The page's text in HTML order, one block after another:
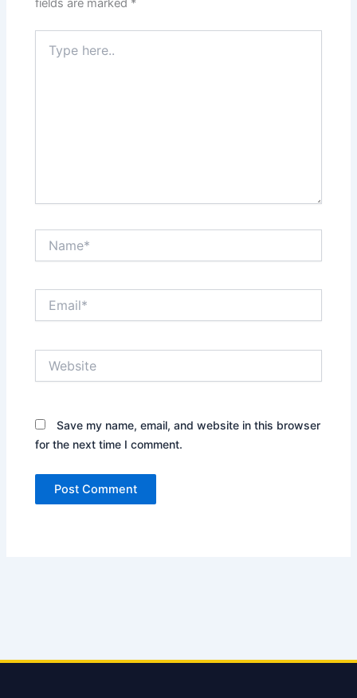
fields are marked *
here..
Save my name, email, and website in this browser
for the next time I comment.